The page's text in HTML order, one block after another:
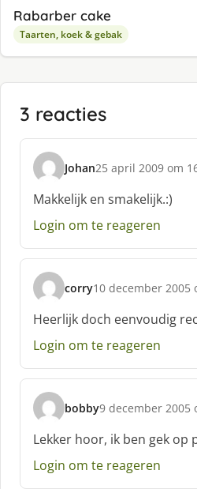
Rabarber cake
Taarten, koek & gebak
3 reacties
Johan
s
c
h
r
e
f
:
25 april 2009 om
Makkelijk en smakelijk.:)
Login om te reageren
corry
s
c
h
r
e
f
:
10 december 2005
Heerlijk doch eenvoudig
Login om te reageren
bobby
s
c
h
r
9 december 2005
Lekker hoor, ik ben gek op
Login om te reageren